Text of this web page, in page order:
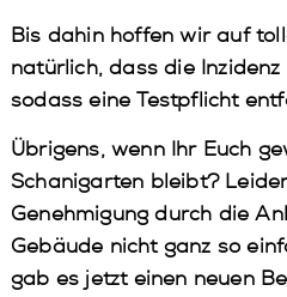
Bis dahin hoffen wir auf
natürlich, dass die
sodass eine Testpflicht
Übrigens, wenn Ihr Euch
Schanigarten bleibt?
Genehmigung durch die
Gebäude nicht ganz so
gab es jetzt einen neuen